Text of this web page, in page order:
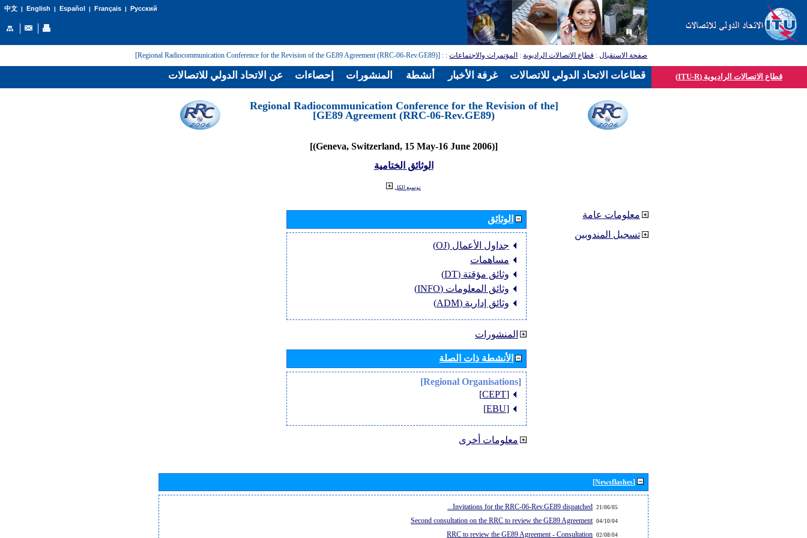
中文| English | Español | Français| Русский
صفحة الاستقبال: قطاع الاتصالات الراديوية: المؤتمرات والاجتماعات:
: [Regional Radiocommunication Conference for the Revision of the GE89 Agreement (RRC-06-Rev.GE89)]
قطاع الاتصالات الراديوية (ITU-R)
[Regional Radiocommunication Conference for the Revision of the
GE89 Agreement (RRC-06-Rev.GE89)]
[(Geneva, Switzerland, 15 May-16 June 2006)]
الوثائق الختامية
توسيع الكل
الوثائق
جداول الأعمال (OJ)
مساهمات
وثائق مؤقتة (DT)
وثائق المعلومات (INFO)
وثائق إدارية (ADM)
المنشورات
الأنشطة ذات الصلة
[Regional Organisations]
[CEPT]
[EBU]
معلومات أخرى
معلومات عامة
تسجيل المندوبين
[Newsflashes]
21/06/05
Invitations for the RRC-06-Rev.GE89 dispatched...
04/10/04
Second consultation on the RRC to review the GE89 Agreement
02/08/04
RRC to review the GE89 Agreement - Consultation
عن الاتحاد الدولي للاتصالات إحصاءات المنشورات أنشطة غرفة الأخبار قطاعات الاتحاد الدولي للاتصالات